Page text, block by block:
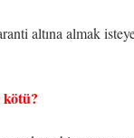
altına almak